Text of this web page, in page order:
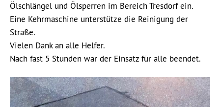
Ölschlängel und Ölsperren im Bereich Tresdorf ein.
Eine Kehrmaschine unterstütze die Reinigung der
Straße.
Vielen Dank an alle Helfer.
Nach fast 5 Stunden war der Einsatz für alle beendet.